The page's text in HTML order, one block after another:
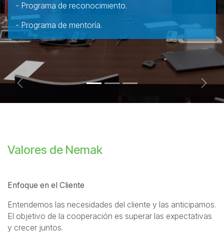
- Programa de reconocimiento.
- Programa de mentoría.
Previous Next
Valores de Nemak
Enfoque en el Cliente
Entendemos las necesidades del cliente y las anticipamos.
El objetivo de la cooperación es superar las expectativas
y crecer juntos.